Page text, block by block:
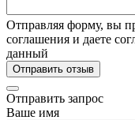
Отправляя форму, вы
соглашения и даете
данный
Отправить отзыв
Отправить запрос
Ваше имя